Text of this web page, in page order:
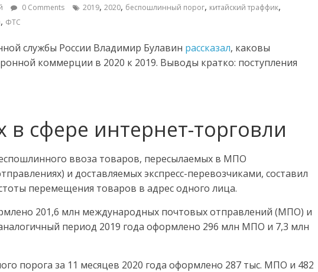
0 Comments 2019, 2020, беспошлинный порог, китайский траффик,
, ФТС
службы России Владимир Булавин рассказал, каковы
коммерции в 2020 к 2019. Выводы кратко: поступления
в сфере интернет-торговли
ввоза товаров, пересылаемых в МПО
и доставляемых экспресс-перевозчиками, составил
перемещения товаров в адрес одного лица.
201,6 млн международных почтовых отправлений (МПО) и
аналогичный период 2019 года оформлено 296 млн МПО и 7,3 млн
порога за 11 месяцев 2020 года оформлено 287 тыс. МПО и 482